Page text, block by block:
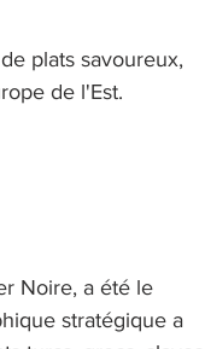
plats savoureux,
de l'Est.
Noire, a été le
stratégique a